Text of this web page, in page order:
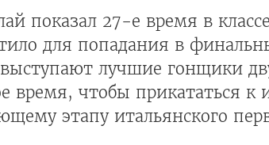
показал 27-е время в
для попадания в
лучшие гонщики
время, чтобы прикататься к
этапу итальянского